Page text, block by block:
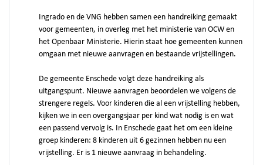
Ingrado en de VNG hebben samen een handreiking gemaakt
voor gemeenten, in overleg met het ministerie van OCW en
het Openbaar Ministerie. Hierin staat hoe gemeenten kunnen
omgaan met nieuwe aanvragen en bestaande vrijstellingen.
De gemeente Enschede volgt deze handreiking als
uitgangspunt. Nieuwe aanvragen beoordelen we volgens de
strengere regels. Voor kinderen die al een vrijstelling hebben,
kijken we in een overgangsjaar per kind wat nodig is en wat
een passend vervolg is. In Enschede gaat het om een kleine
groep kinderen: 8 kinderen uit 6 gezinnen hebben nu een
vrijstelling. Er is 1 nieuwe aanvraag in behandeling.